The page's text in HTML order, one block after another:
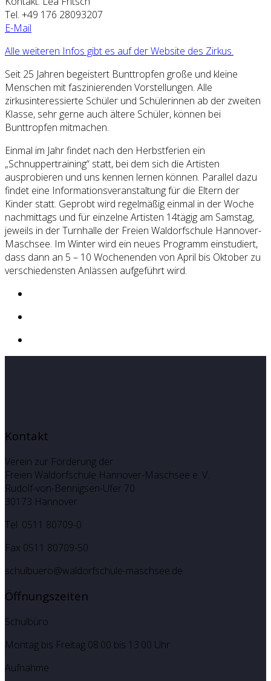
Tel. +49 176 28093207
E-Mail
Alle weiteren Infos gibt es auf der Website des Zirkus.
Seit 25 Jahren begeistert Bunttropfen große und kleine
Menschen mit faszinierenden Vorstellungen. Alle
zirkusinteressierte Schüler und Schülerinnen ab der zweiten
Klasse, sehr gerne auch ältere Schüler, können bei
Bunttropfen mitmachen.
Einmal im Jahr findet nach den Herbstferien ein
„Schnuppertraining“ statt, bei dem sich die Artisten
ausprobieren und uns kennen lernen können. Parallel dazu
findet eine Informationsveranstaltung für die Eltern der
Kinder statt. Geprobt wird regelmäßig einmal in der Woche
nachmittags und für einzelne Artisten 14tägig am Samstag,
jeweils in der Turnhalle der Freien Waldorfschule Hannover-
Maschsee. Im Winter wird ein neues Programm einstudiert,
dass dann an 5 – 10 Wochenenden von April bis Oktober zu
verschiedensten Anlässen aufgeführt wird.
Kontakt
Verein zur Förderung der
Freien Waldorfschule Hannover-Maschsee e. V.
Rudolf-von-Bennigsen-Ufer 70
30173 Hannover
Tel. 0511 80709-0
Fax 0511 80709-50
schulbuero@waldorfschule-maschsee.de
Öffnungszeiten
Schulbüro
Montag bis Freitag 08:00 bis 13:00 Uhr
Aufnahme